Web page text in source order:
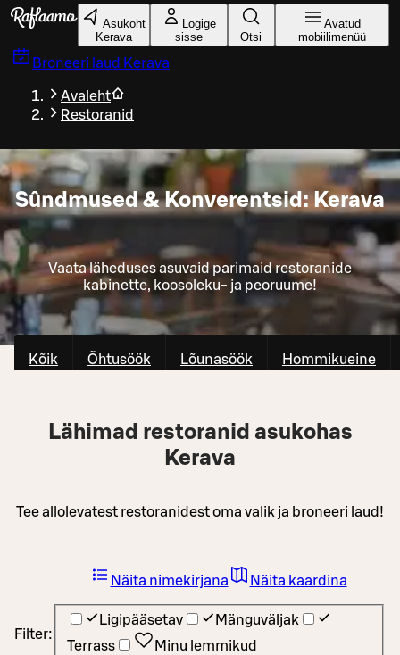
Liigu peamise sisu juurde
Asukoht
Kerava
Logige
sisse
Otsi
Avatud
mobiilimenüü
Broneeri laud Kerava
Avaleht
Restoranid
Sûndmused & Konverentsid: Kerava
Vaata läheduses asuvaid parimaid restoranide
kabinette, koosoleku- ja peoruume!
Kõik Õhtusöök Lõunasöök Hommikueine
Lähimad restoranid asukohas
Kerava
Tee allolevatest restoranidest oma valik ja broneeri laud!
Filter:
Ligipääsetav
Mänguväljak
Terrass
Minu lemmikud
Näita nimekirjana Näita kaardina